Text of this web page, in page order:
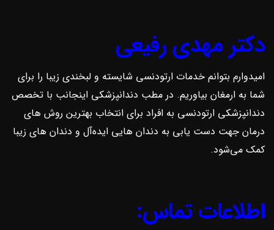
دکتر مهدی رفیعی
امیدوارم بتوانم خدمات ارتودنسی شایسته و لبخندی زیبا را برای
شما به ارمغان بیاوریم. در مطب دندانپزشکی اینجانب با تخصص
دندانپزشکی ارتودنسی به افراد برای انتخاب بهترین روش ‌های
درمان جهت دست یابی به دندان هایی ایده‌آل و دندان های زیبا
کمک می‌شود.
اطلاعات تماس: